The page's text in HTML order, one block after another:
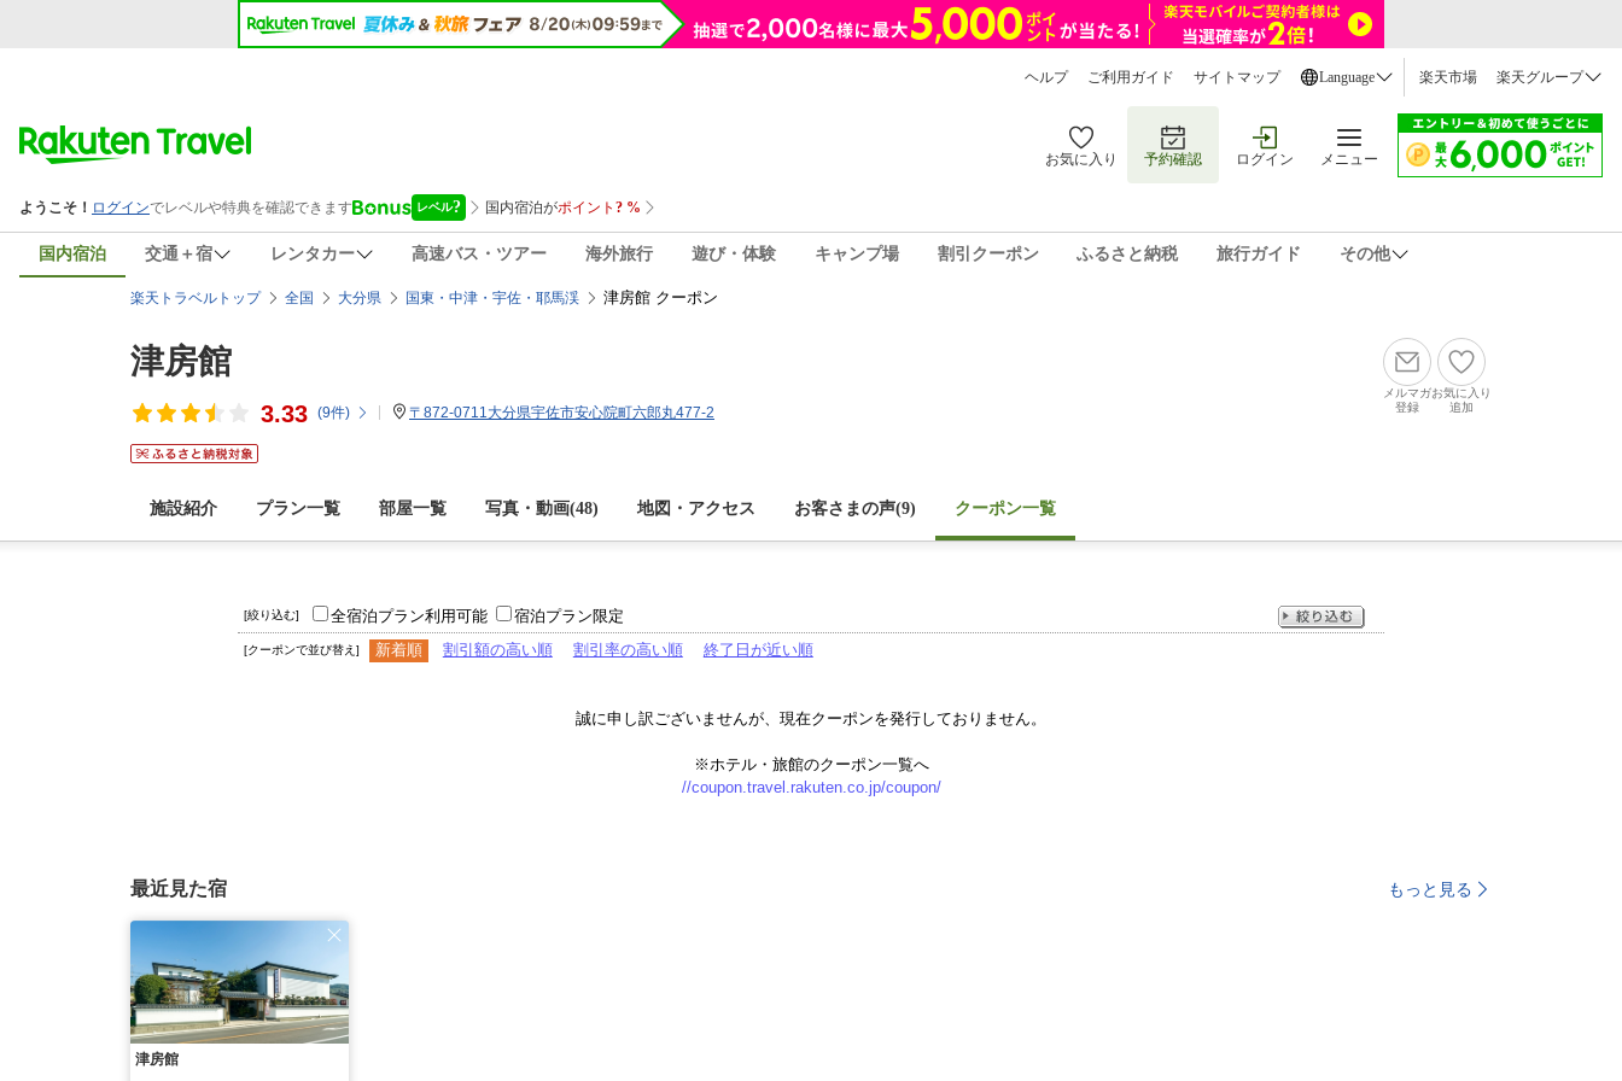
ヘルプ ご利用ガイド サイトマップ Language 楽天市場 楽天グループ
お気に入り 予約確認 ログイン メニュー
国内宿泊 交通＋宿 レンタカー 高速バス・ツアー 海外旅行 遊び・体験 キャンプ場 割引クーポン ふるさと納税 旅行ガイド その他
楽天トラベルトップ 全国 大分県 国東・中津・宇佐・耶馬渓 津房館 クーポン
津房館
3.33 (9件) 〒872-0711大分県宇佐市安心院町六郎丸477-2
メルマガ
登録
お気に入り
追加
施設紹介 プラン一覧 部屋一覧 写真・動画(48) 地図・アクセス お客さまの声(9) クーポン一覧
[絞り込む] 全宿泊プラン利用可能 宿泊プラン限定
[クーポンで並び替え] 新着順 割引額の高い順 割引率の高い順 終了日が近い順
誠に申し訳ございませんが、現在クーポンを発行しておりません。
※ホテル・旅館のクーポン一覧へ
//coupon.travel.rakuten.co.jp/coupon/
最近見た宿 もっと見る
津房館